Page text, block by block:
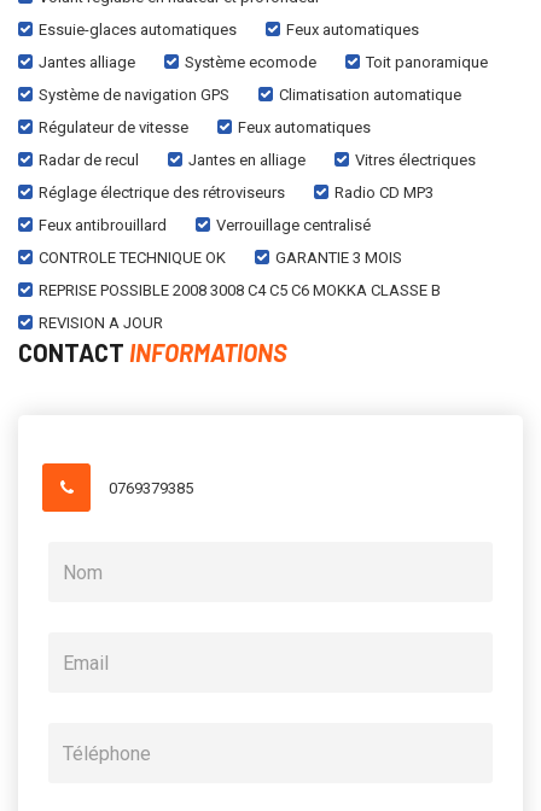
Essuie-glaces automatiques
Feux automatiques
Jantes alliage
Système ecomode
Toit panoramique
Système de navigation GPS
Climatisation automatique
Régulateur de vitesse
Feux automatiques
Radar de recul
Jantes en alliage
Vitres électriques
Réglage électrique des rétroviseurs
Radio CD MP3
Feux antibrouillard
Verrouillage centralisé
CONTROLE TECHNIQUE OK
GARANTIE 3 MOIS
REPRISE POSSIBLE 2008 3008 C4 C5 C6 MOKKA CLASSE B
REVISION A JOUR
CONTACT INFORMATIONS
0769379385